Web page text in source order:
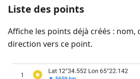
Liste des points
Affiche les points déjà créés : nom,
direction vers ce point.